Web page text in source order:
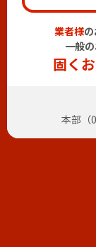
業者様
一般
固く
本部（